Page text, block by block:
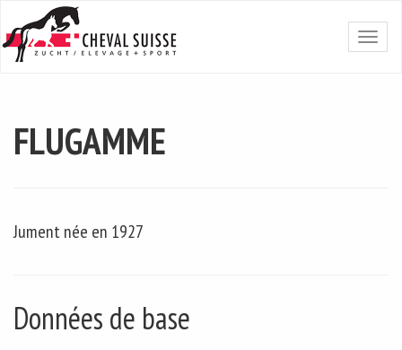
FLUGAMME
Jument née en 1927
Données de base